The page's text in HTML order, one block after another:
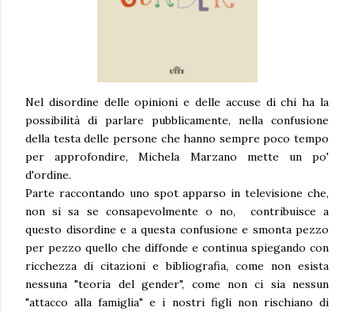
Nel disordine delle opinioni e delle accuse di chi ha la
possibilità di parlare pubblicamente, nella confusione
della testa delle persone che hanno sempre poco tempo
per approfondire, Michela Marzano mette un po'
d'ordine.
Parte raccontando uno spot apparso in televisione che,
non si sa se consapevolmente o no, contribuisce a
questo disordine e a questa confusione e smonta pezzo
per pezzo quello che diffonde e continua spiegando con
ricchezza di citazioni e bibliografia, come non esista
nessuna "teoria del gender", come non ci sia nessun
"attacco alla famiglia" e i nostri figli non rischiano di